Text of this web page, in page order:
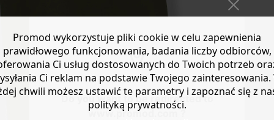
Do you want to be redirected to
www.promod.com ?
Promod wykorzystuje pliki cookie w celu zapewnienia
prawidłowego funkcjonowania, badania liczby odbiorców,
Ci usług dostosowanych do Twoich potrzeb
Ci reklam na podstawie Twojego zainteresowania.
chwili możesz ustawić te parametry i zapoznać się z
polityką prywatności.